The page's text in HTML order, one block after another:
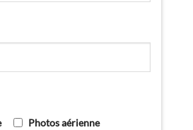
Photos aérienne